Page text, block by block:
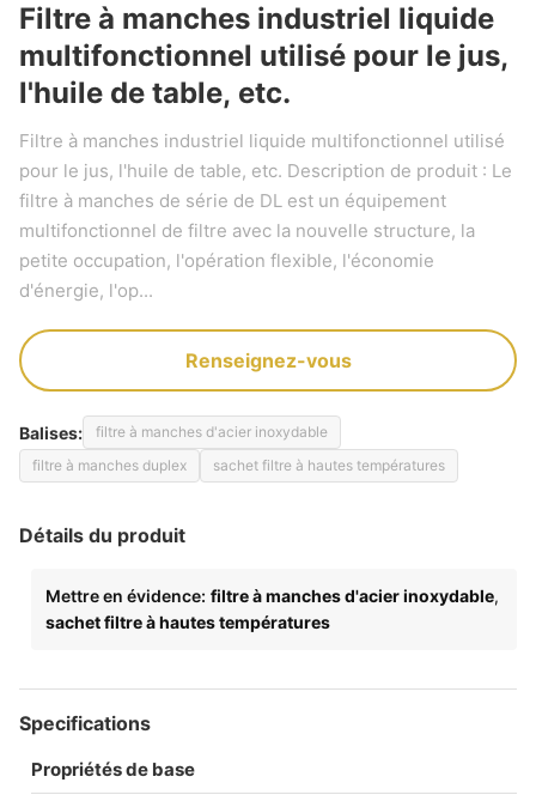
Filtre à manches industriel liquide
multifonctionnel utilisé pour le jus,
l'huile de table, etc.
Filtre à manches industriel liquide multifonctionnel utilisé
pour le jus, l'huile de table, etc. Description de produit : Le
filtre à manches de série de DL est un équipement
multifonctionnel de filtre avec la nouvelle structure, la
petite occupation, l'opération flexible, l'économie
d'énergie, l'op...
Renseignez-vous
Balises:
filtre à manches d'acier inoxydable
filtre à manches duplex
sachet filtre à hautes températures
Détails du produit
Mettre en évidence: filtre à manches d'acier inoxydable,
sachet filtre à hautes températures
Specifications
Propriétés de base